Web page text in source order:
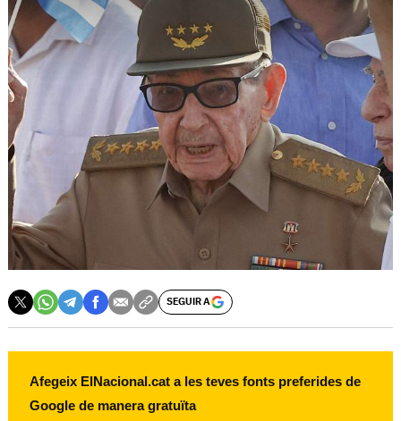
SEGUIR A
Afegeix ElNacional.cat a les teves fonts preferides de
Google de manera gratuïta